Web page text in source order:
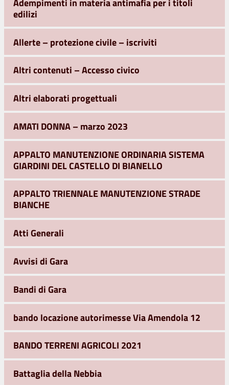
edilizi
Allerte – protezione civile – iscriviti
Altri contenuti – Accesso civico
Altri elaborati progettuali
AMATI DONNA – marzo 2023
APPALTO MANUTENZIONE ORDINARIA SISTEMA
GIARDINI DEL CASTELLO DI BIANELLO
APPALTO TRIENNALE MANUTENZIONE STRADE
BIANCHE
Atti Generali
Avvisi di Gara
Bandi di Gara
bando locazione autorimesse Via Amendola 12
BANDO TERRENI AGRICOLI 2021
Battaglia della Nebbia